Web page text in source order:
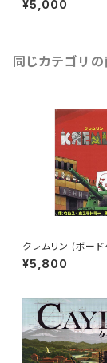
¥5,000
同じカテゴリ
クレムリン (ボー
ドゲーム) 50歳以
程度 3-6人用
¥5,800